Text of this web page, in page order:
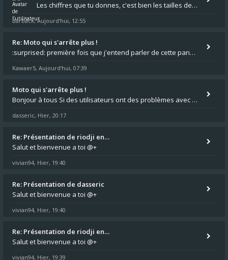
Les chiffres que tu donnes, c'est bien les tailles de gicleur ? Par contre tes "-2 tours" à quoi correspondent t'ils ?
Barback,Aujourd’hui, 12:55
Re: Moto qui s'arrête plus !
:surprised: première fois que j'entend parler de cette panne ,ta moto aurait été maraboutée? :pretre:
Kawaer5, Aujourd’hui, 07:39
Moto qui s'arrête plus !
Bonjour à tous Si des utilisateurs ont des problèmes avec leur moto qui démarre plus, la mienne ne coupe plus :?: - Je
dasseric, Hier, 20:17
Re: Présentation de riodji en…
Salut et bienvenue a toi @+
vivian94, Hier, 19:40
Re: Présentation de dasseric
Salut et bienvenue a toi @+
vivian94, Hier, 19:40
Re: Présentation de riodji en…
Salut et bienvenue a toi @+
vivian94, Hier, 19:39